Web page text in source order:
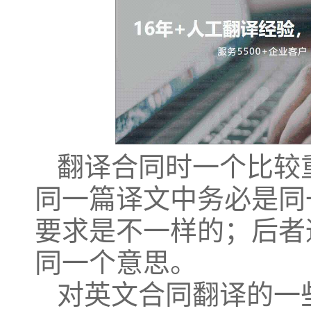
翻译合同时一个比
同一篇译文中务必是
要求是不一样的；后
同一个意思。
对英文合同翻译的